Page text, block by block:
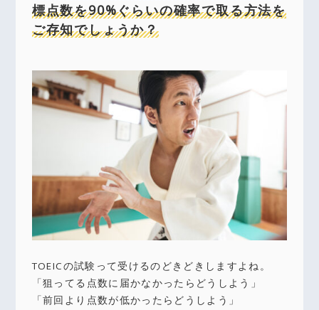
標点数を90%ぐらいの確率で取る方法を
ご存知でしょうか？
TOEICの試験って受けるのどきどきしますよね。
「狙ってる点数に届かなかったらどうしよう」
「前回より点数が低かったらどうしよう」